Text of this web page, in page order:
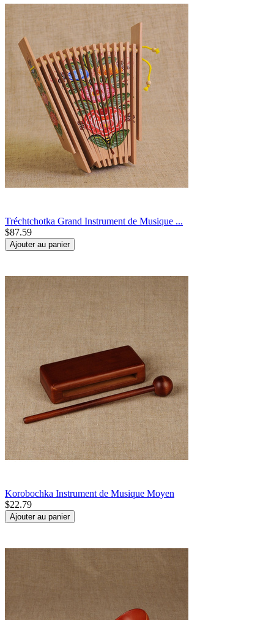
Tréchtchotka Grand Instrument de Musique ...
$87.59
Ajouter au panier
Korobochka Instrument de Musique Moyen
$22.79
Ajouter au panier